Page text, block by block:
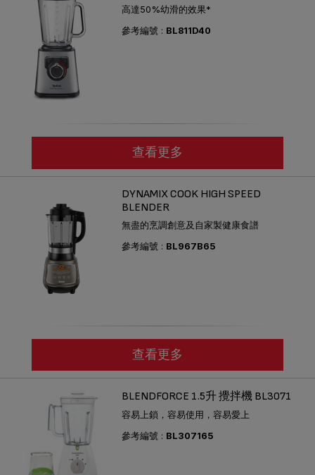
高達50%幼滑的效果*
參考編號 : BL811D40
查看更多
DYNAMIX COOK HIGH SPEED
BLENDER
無盡的烹調創意及自家製健康食譜
參考編號 : BL967B65
查看更多
BLENDFORCE 1.5升 攪拌機 BL3071
容易上鎖，容易使用，容易愛上
參考編號 : BL307165